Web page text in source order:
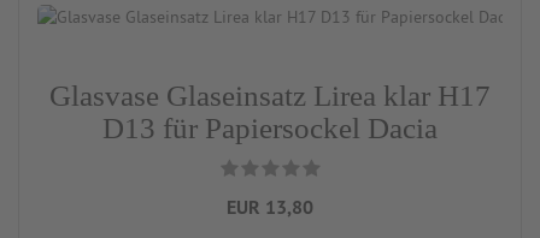
Glasvase Glaseinsatz Lirea klar H17
D13 für Papiersockel Dacia
EUR 13,80